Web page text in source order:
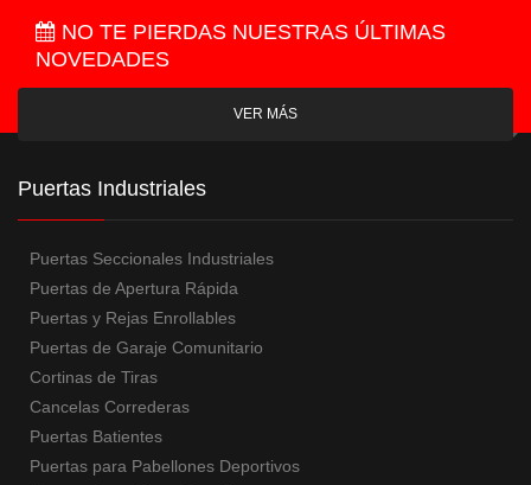
NO TE PIERDAS NUESTRAS ÚLTIMAS
NOVEDADES
VER MÁS
Puertas Industriales
Puertas Seccionales Industriales
Puertas de Apertura Rápida
Puertas y Rejas Enrollables
Puertas de Garaje Comunitario
Cortinas de Tiras
Cancelas Correderas
Puertas Batientes
Puertas para Pabellones Deportivos